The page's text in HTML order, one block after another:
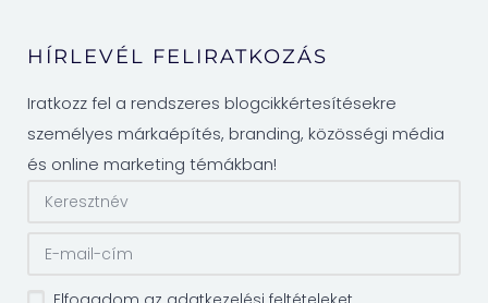
HÍRLEVÉL FELIRATKOZÁS
Iratkozz fel a rendszeres blogcikkértesítésekre
személyes márkaépítés, branding, közösségi média
és online marketing témákban!